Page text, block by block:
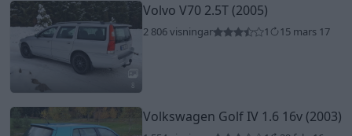
8
Volvo V70 2.5T (2005)
2 806 visningar 1 15 mars 17
Volkswagen Golf IV 1.6 16v (2003)